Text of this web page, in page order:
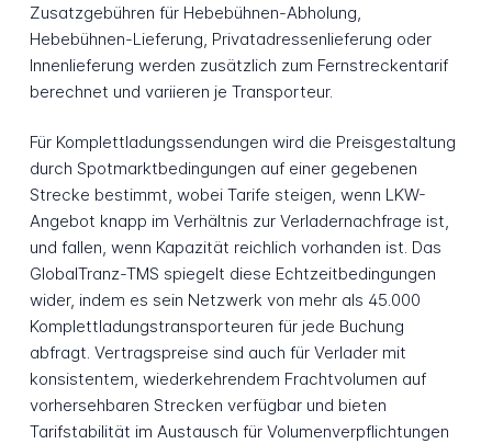
Zusatzgebühren für Hebebühnen-Abholung,
Hebebühnen-Lieferung, Privatadressenlieferung oder
Innenlieferung werden zusätzlich zum Fernstreckentarif
berechnet und variieren je Transporteur.
Für Komplettladungssendungen wird die Preisgestaltung
durch Spotmarktbedingungen auf einer gegebenen
Strecke bestimmt, wobei Tarife steigen, wenn LKW-
Angebot knapp im Verhältnis zur Verladernachfrage ist,
und fallen, wenn Kapazität reichlich vorhanden ist. Das
GlobalTranz-TMS spiegelt diese Echtzeitbedingungen
wider, indem es sein Netzwerk von mehr als 45.000
Komplettladungstransporteuren für jede Buchung
abfragt. Vertragspreise sind auch für Verlader mit
konsistentem, wiederkehrendem Frachtvolumen auf
vorhersehbaren Strecken verfügbar und bieten
Tarifstabilität im Austausch für Volumenverpflichtungen